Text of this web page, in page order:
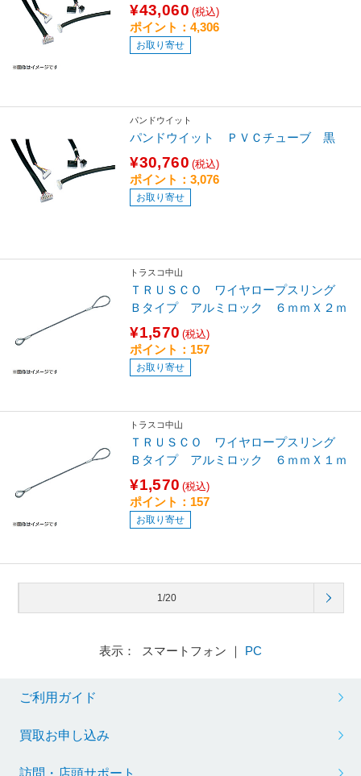
¥43,060 (税込)
ポイント：4,306
お取り寄せ
パンドウイット
パンドウイット ＰＶＣチューブ 黒
¥30,760 (税込)
ポイント：3,076
お取り寄せ
トラスコ中山
ＴＲＵＳＣＯ ワイヤロープスリング
Ｂタイプ アルミロック ６ｍｍＸ２ｍ
¥1,570 (税込)
ポイント：157
お取り寄せ
トラスコ中山
ＴＲＵＳＣＯ ワイヤロープスリング
Ｂタイプ アルミロック ６ｍｍＸ１ｍ
¥1,570 (税込)
ポイント：157
お取り寄せ
1/20
表示： スマートフォン ｜ PC
ご利用ガイド
買取お申し込み
訪問・店頭サポート